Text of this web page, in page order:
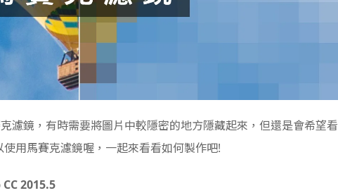
濾鏡，有時需要將圖片中較隱密的地方隱藏起來，但還是會希望看
用馬賽克濾鏡喔，一起來看看如何製作吧!
2015.5